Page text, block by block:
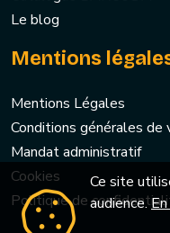
Le blog
Mentions
Mentions Légales
Conditions générales de
Mandat administratif
Cookies
Politique de
Ce site
audience.